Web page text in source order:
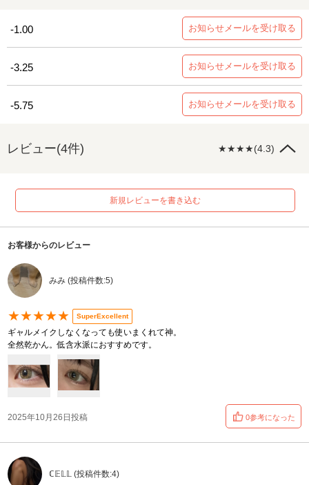
-1.00 お知らせメールを受け取る
-3.25 お知らせメールを受け取る
-5.75 お知らせメールを受け取る
レビュー(4件) ★★★★(4.3)
新規レビューを書き込む
お客様からのレビュー
みみ (投稿件数:5)
★★★★★ SuperExcellent
ギャルメイクしなくなっても使いまくれて神。
全然乾かん。低含水派におすすめです。
2025年10月26日投稿 0参考になった
ℂ𝔼𝕃𝕃 (投稿件数:4)